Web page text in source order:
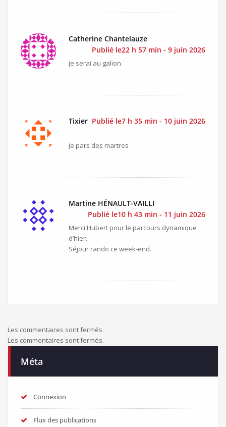
Catherine Chantelauze
Publié le22 h 57 min - 9 juin 2026
je serai au galion
Tixier Publié le7 h 35 min - 10 juin 2026
je pars des martres
Martine HÉNAULT-VAILLI
Publié le10 h 43 min - 11 juin 2026
Merci Hubert pour le parcours dynamique
d’hier.
Séjour rando ce week-end.
Les commentaires sont fermés.
Les commentaires sont fermés.
Méta
Connexion
Flux des publications